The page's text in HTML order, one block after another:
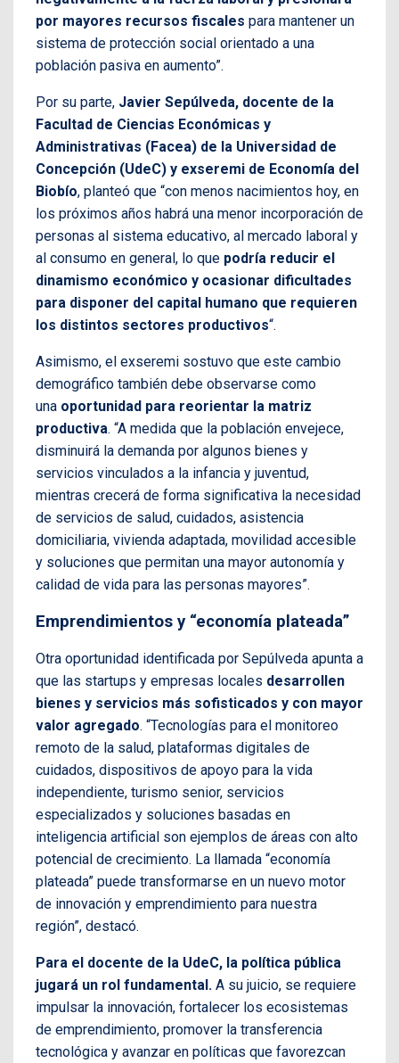
por mayores recursos fiscales para mantener un
sistema de protección social orientado a una
población pasiva en aumento”.
Por su parte, Javier Sepúlveda, docente de la
Facultad de Ciencias Económicas y
Administrativas (Facea) de la Universidad de
Concepción (UdeC) y exseremi de Economía del
Biobío, planteó que “con menos nacimientos hoy, en
los próximos años habrá una menor incorporación de
personas al sistema educativo, al mercado laboral y
al consumo en general, lo que podría reducir el
dinamismo económico y ocasionar dificultades
para disponer del capital humano que requieren
los distintos sectores productivos“.
Asimismo, el exseremi sostuvo que este cambio
demográfico también debe observarse como
una oportunidad para reorientar la matriz
productiva. “A medida que la población envejece,
disminuirá la demanda por algunos bienes y
servicios vinculados a la infancia y juventud,
mientras crecerá de forma significativa la necesidad
de servicios de salud, cuidados, asistencia
domiciliaria, vivienda adaptada, movilidad accesible
y soluciones que permitan una mayor autonomía y
calidad de vida para las personas mayores”.
Emprendimientos y “economía plateada”
Otra oportunidad identificada por Sepúlveda apunta a
que las startups y empresas locales desarrollen
bienes y servicios más sofisticados y con mayor
valor agregado. “Tecnologías para el monitoreo
remoto de la salud, plataformas digitales de
cuidados, dispositivos de apoyo para la vida
independiente, turismo senior, servicios
especializados y soluciones basadas en
inteligencia artificial son ejemplos de áreas con alto
potencial de crecimiento. La llamada “economía
plateada” puede transformarse en un nuevo motor
de innovación y emprendimiento para nuestra
región”, destacó.
Para el docente de la UdeC, la política pública
jugará un rol fundamental. A su juicio, se requiere
impulsar la innovación, fortalecer los ecosistemas
de emprendimiento, promover la transferencia
tecnológica y avanzar en políticas que favorezcan